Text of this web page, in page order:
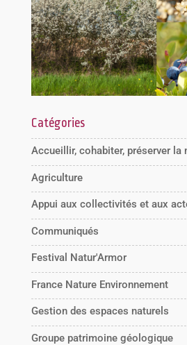
Catégories
Accueillir, cohabiter, préserver la
Agriculture
Appui aux collectivités et aux
Communiqués
Festival Natur'Armor
France Nature Environnement
Gestion des espaces naturels
Groupe patrimoine géologique